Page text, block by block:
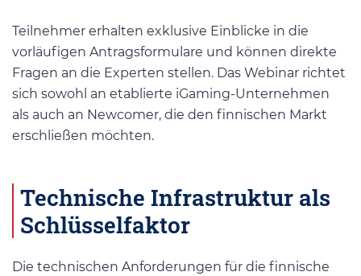
Teilnehmer erhalten exklusive Einblicke in die
vorläufigen Antragsformulare und können direkte
Fragen an die Experten stellen. Das Webinar richtet
sich sowohl an etablierte iGaming-Unternehmen
als auch an Newcomer, die den finnischen Markt
erschließen möchten.
Technische Infrastruktur als
Schlüsselfaktor
Die technischen Anforderungen für die finnische